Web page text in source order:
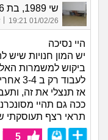
שי 1989, בת 36
01/02/26 19:21
היי נסיכה
יש המון חנויות שיש
ביקוש למשמרות
לעבוד רק ב 3-4 אחרי הצהריים.
אז תנצלי את זה,
ככה גם תהיי
תראי רצף תעוסקתי
5